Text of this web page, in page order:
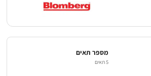
מספר תאים
5 תאים